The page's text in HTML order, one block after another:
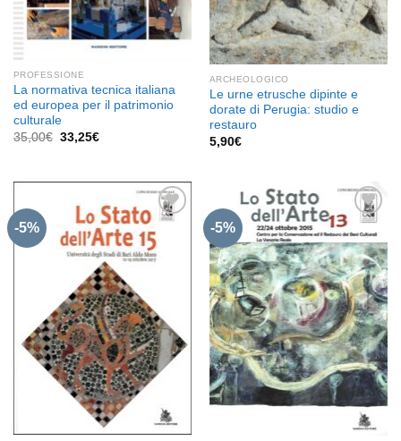
PROFESSIONE
La normativa tecnica italiana
ed europea per il patrimonio
culturale
35,00€ Il
prezzo
35,00€.
33,25€Il
33,25€.
ARCHEOLOGICO
Le urne etrusche dipinte e
dorate di Perugia: studio e
restauro
5,90€
-5%
Aggiungi
desideri
-5%
Aggiungi
alla lista
dei
desideri